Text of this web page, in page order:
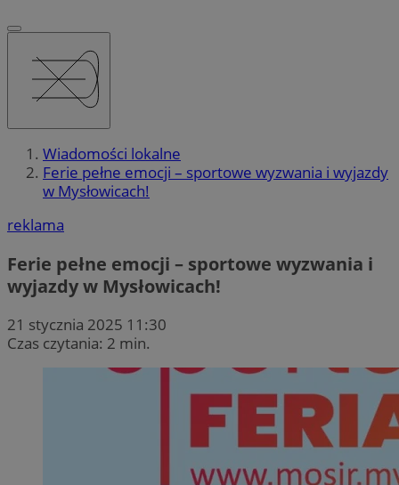
Wiadomości lokalne
Ferie pełne emocji – sportowe wyzwania i wyjazdy
w Mysłowicach!
reklama
Ferie pełne emocji – sportowe wyzwania i
wyjazdy w Mysłowicach!
21 stycznia 2025 11:30
Czas czytania: 2 min.